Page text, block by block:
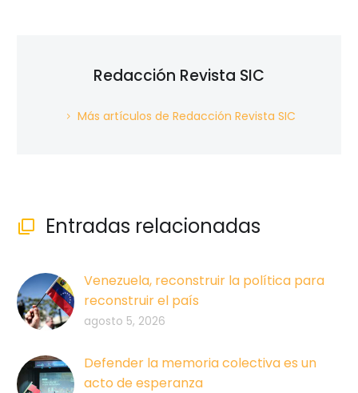
Redacción Revista SIC
Más artículos de Redacción Revista SIC
 Entradas relacionadas
Venezuela, reconstruir la política para
reconstruir el país
agosto 5, 2026
Defender la memoria colectiva es un
acto de esperanza